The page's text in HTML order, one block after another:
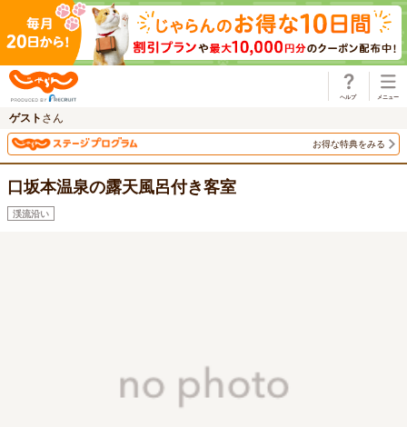
ゲスト さん
お得な特典をみる
口坂本温泉の露天風呂付き客室
渓流沿い